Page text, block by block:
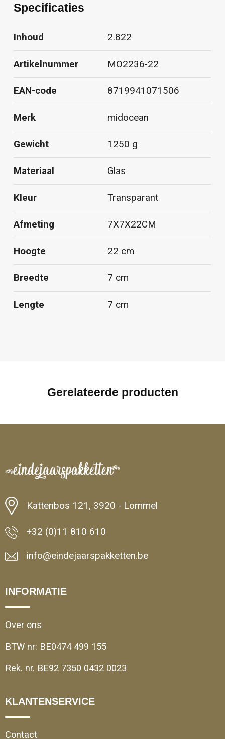
Specificaties
Inhoud 2.822
Artikelnummer MO2236-22
EAN-code 8719941071506
Merk midocean
Gewicht 1250 g
Materiaal Glas
Kleur Transparant
Afmeting 7X7X22CM
Hoogte 22 cm
Breedte 7 cm
Lengte 7 cm
Gerelateerde producten
Kattenbos 121, 3920 - Lommel
+32 (0)11 810 610
info@eindejaarspakketten.be
INFORMATIE
Over ons
BTW nr: BE0474 499 155
Rek. nr. BE92 7350 0432 0023
KLANTENSERVICE
Contact